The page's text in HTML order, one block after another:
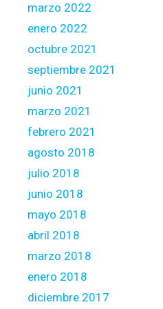
marzo 2022
enero 2022
octubre 2021
septiembre 2021
junio 2021
marzo 2021
febrero 2021
agosto 2018
julio 2018
junio 2018
mayo 2018
abril 2018
marzo 2018
enero 2018
diciembre 2017